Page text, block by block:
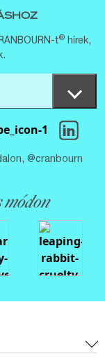
@cranbourn
módon
t® hírek,